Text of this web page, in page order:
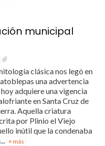
municipal
clásica nos legó en
una advertencia
adquiere una vigencia
en Santa Cruz de
Aquella criatura
por Plinio el Viejo
inútil que la condenaba
+ más